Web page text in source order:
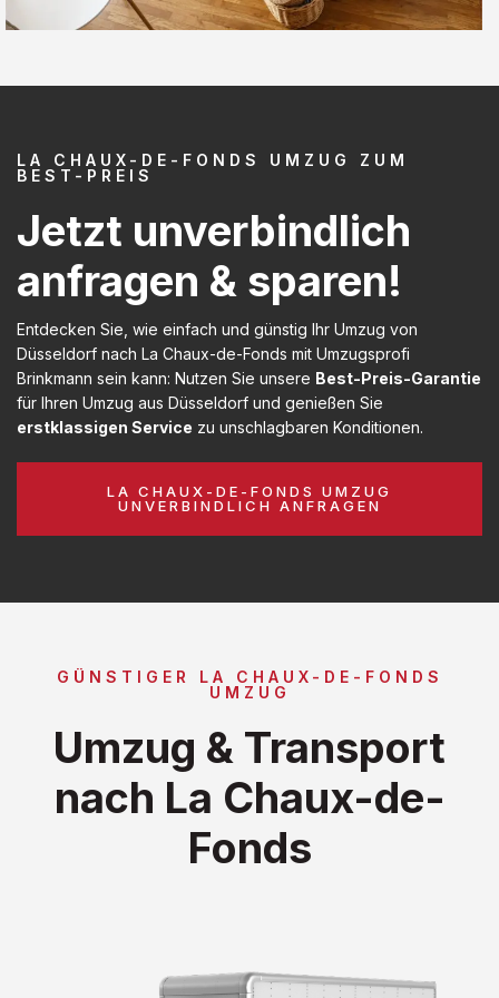
LA CHAUX-DE-FONDS UMZUG ZUM
BEST-PREIS
Jetzt unverbindlich
anfragen & sparen!
Entdecken Sie, wie einfach und günstig Ihr Umzug von
Düsseldorf nach La Chaux-de-Fonds mit Umzugsprofi
Brinkmann sein kann: Nutzen Sie unsere Best-Preis-Garantie
für Ihren Umzug aus Düsseldorf und genießen Sie
erstklassigen Service zu unschlagbaren Konditionen.
LA CHAUX-DE-FONDS UMZUG
UNVERBINDLICH ANFRAGEN
GÜNSTIGER LA CHAUX-DE-FONDS
UMZUG
Umzug & Transport
nach La Chaux-de-
Fonds